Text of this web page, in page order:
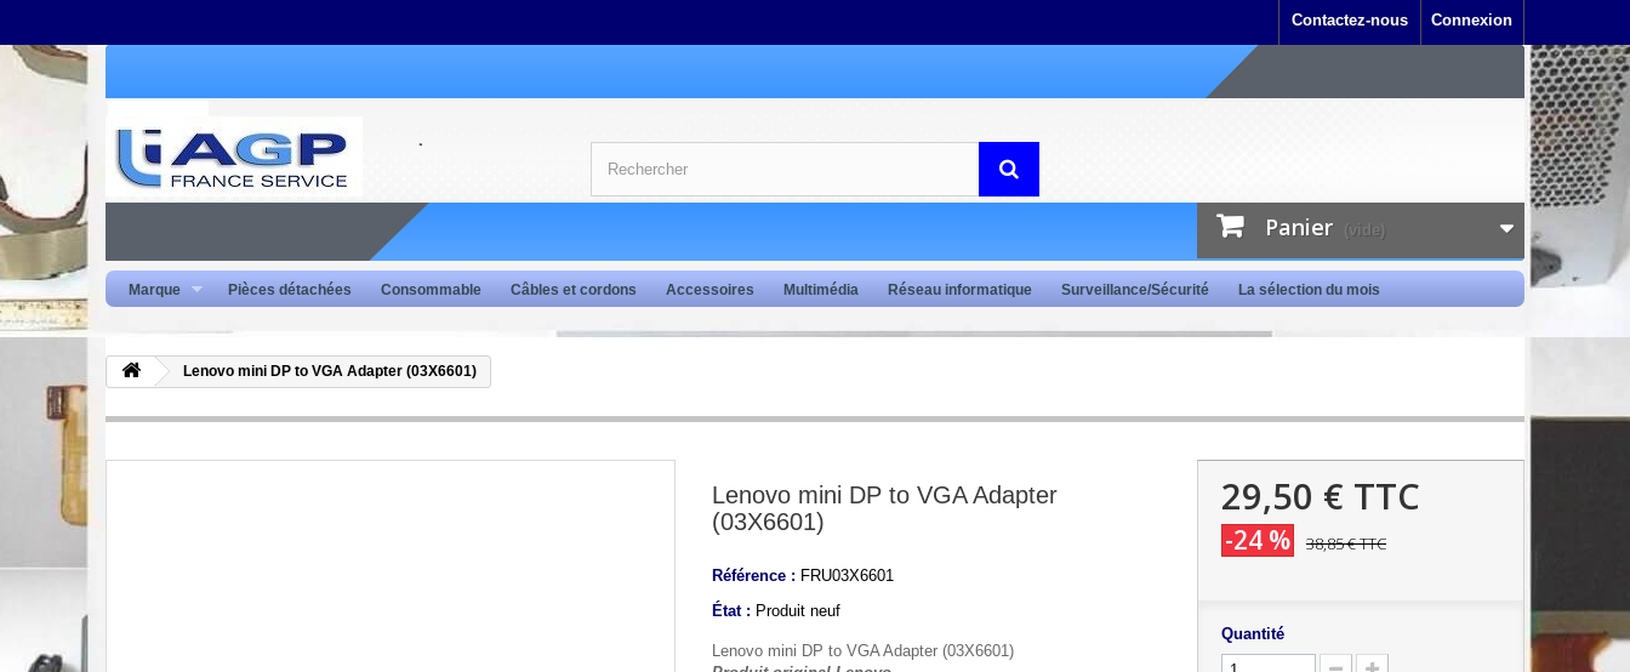
Connexion
Contactez-nous
Panier (vide)
Marque Pièces détachées Consommable Câbles et cordons Accessoires Multimédia Réseau informatique Surveillance/Sécurité La sélection du mois
Lenovo mini DP to VGA Adapter (03X6601)
Lenovo mini DP to VGA Adapter
(03X6601)
Référence : FRU03X6601
État : Produit neuf
Lenovo mini DP to VGA Adapter (03X6601)
29,50 € TTC
-24 % 38,85 €TTC
Quantité